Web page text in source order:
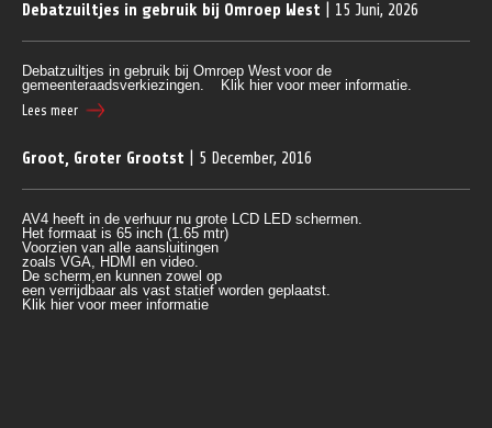
Debatzuiltjes in gebruik bij Omroep West | 15 Juni, 2026
Debatzuiltjes in gebruik bij Omroep West voor de
gemeenteraadsverkiezingen.
Klik hier voor meer informatie.
Lees meer
Groot, Groter Grootst | 5 December, 2016
AV4 heeft in de verhuur nu grote LCD LED schermen.
Het formaat is 65 inch (1.65 mtr)
Voorzien van alle aansluitingen
zoals VGA, HDMI en video.
De scherm,en kunnen zowel op
een verrijdbaar als vast statief worden geplaatst.
Klik hier voor meer informatie